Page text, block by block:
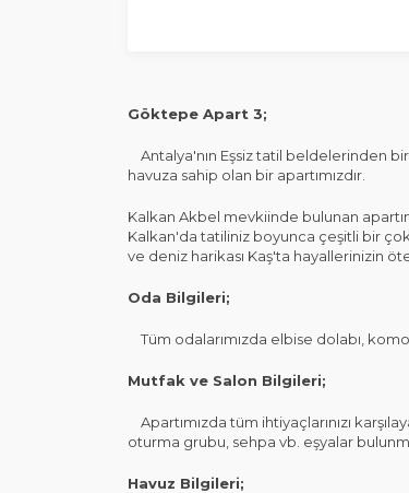
Göktepe Apart 3;
Antalya'nın Eşsiz tatil beldelerinden
havuza sahip olan bir apartımızdır.
Kalkan Akbel mevkiinde bulunan
Kalkan'da tatiliniz boyunca çeşitli bir
ve deniz harikası Kaş'ta hayallerinizin
Oda Bilgileri;
Tüm odalarımızda elbise dolabı,
Mutfak ve Salon Bilgileri;
Apartımızda tüm ihtiyaçlarınızı
oturma grubu, sehpa vb. eşyalar
Havuz Bilgileri;